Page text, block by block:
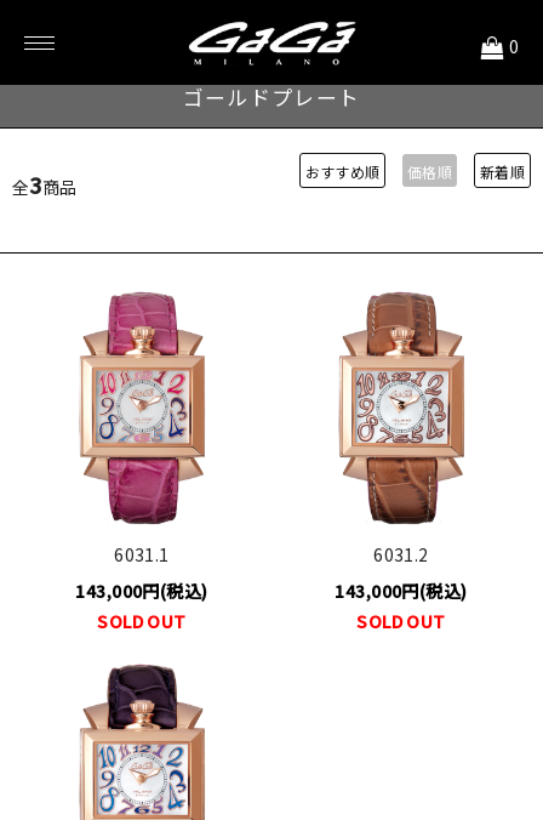
0
NAPOLEONE LADY
ゴールドプレート
全3商品
おすすめ順 価格順 新着順
6031.1
143,000円(税込)
SOLD OUT
6031.2
143,000円(税込)
SOLD OUT